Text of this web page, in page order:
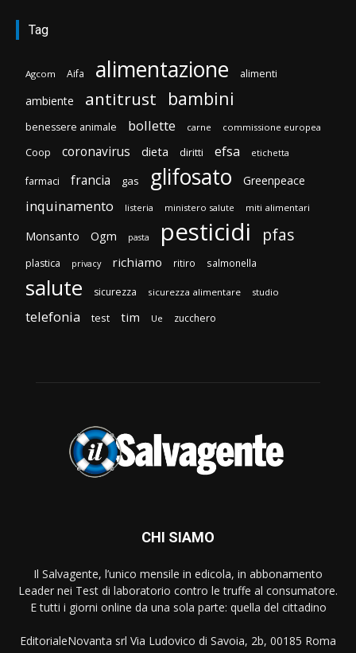
Tag
Agcom Aifa alimentazione alimenti
ambiente antitrust bambini
benessere animale bollette carne commissione europea
Coop coronavirus dieta diritti efsa etichetta
farmaci francia gas glifosato Greenpeace
inquinamento listeria ministero salute miti alimentari
Monsanto Ogm pasta pesticidi pfas
plastica privacy richiamo ritiro salmonella
salute sicurezza sicurezza alimentare studio
telefonia test tim Ue zucchero
CHI SIAMO
Il Salvagente, l’unico mensile in edicola, in abbonamento
Leader nei Test di laboratorio contro le truffe al consumatore.
E tutti i giorni online da una sola parte: quella del cittadino
EditorialeNovanta srl Via Ludovico di Savoia, 2b, 00185 Roma